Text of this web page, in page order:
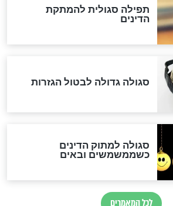
הימים
אפשר לחשב את הקץ?
בימות המשיח?